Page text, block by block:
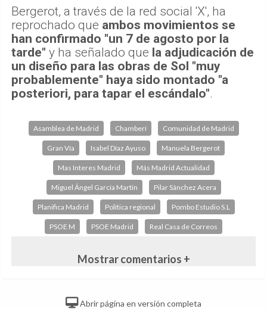
Bergerot, a través de la red social 'X', ha
reprochado que ambos movimientos se
han confirmado "un 7 de agosto por la
tarde" y ha señalado que la adjudicación de
un diseño para las obras de Sol "muy
probablemente" haya sido montado "a
posteriori, para tapar el escándalo".
Asamblea de Madrid Chamberí Comunidad de Madrid
Gran Vía Isabel Díaz Ayuso Manuela Bergerot
Mas Interes Madrid Más Madrid Actualidad
Miguel Ángel García Martín Pilar Sánchez Acera
Planifica Madrid Política regional Pombo Estudio S.L
PSOE M PSOE Madrid Real Casa de Correos
Mostrar comentarios +
Abrir página en versión completa